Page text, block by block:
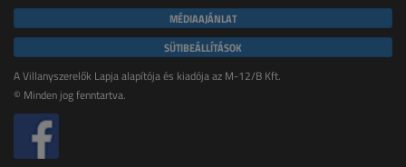
MÉDIAAJÁNLAT
SÜTIBEÁLLÍTÁSOK
A Villanyszerelők Lapja alapítója és kiadója az M-12/B Kft.
© Minden jog fenntartva.